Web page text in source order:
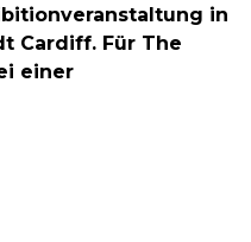
in
Cardiff. Für The
einer